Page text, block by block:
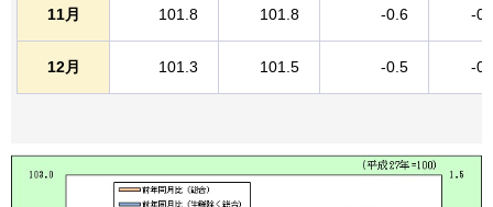
11月 101.8 101.8 -0.6 -
12月 101.3 101.5 -0.5 -